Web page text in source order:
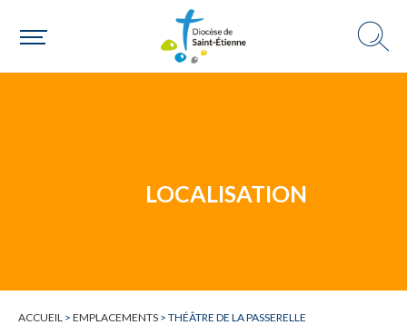
LOCALISATION
ACCUEIL > EMPLACEMENTS > THÉÂTRE DE LA PASSERELLE